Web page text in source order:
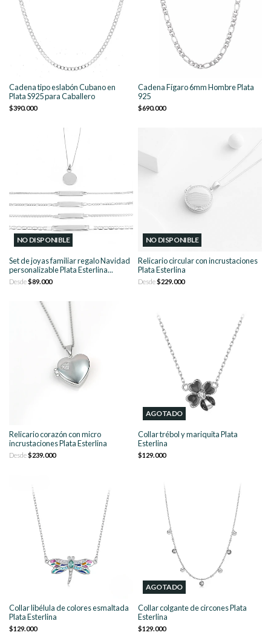
Cadena tipo eslabón Cubano en
Plata S925 para Caballero
$390.000
Cadena Fígaro 6mm Hombre Plata
925
$690.000
NO DISPONIBLE
Set de joyas familiar regalo Navidad
personalizable Plata Esterlina...
Desde$89.000
NO DISPONIBLE
Relicario circular con incrustaciones
Plata Esterlina
Desde$229.000
Relicario corazón con micro
incrustaciones Plata Esterlina
Desde$239.000
AGOTADO
Collar trébol y mariquita Plata
Esterlina
$129.000
Collar libélula de colores esmaltada
Plata Esterlina
$129.000
AGOTADO
Collar colgante de circones Plata
Esterlina
$129.000